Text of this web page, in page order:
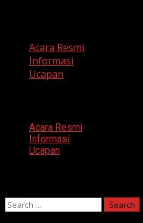
Acara Resmi
Informasi
Ucapan
Acara Resmi
Informasi
Ucapan
Search